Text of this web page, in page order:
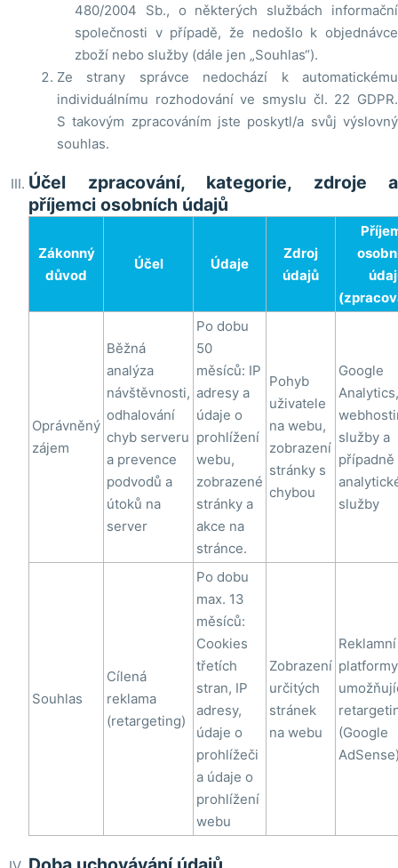
480/2004 Sb., o některých službách informační
společnosti v případě, že nedošlo k objednávce
zboží nebo služby (dále jen „Souhlas“).
Ze strany správce nedochází k automatickému
individuálnímu rozhodování ve smyslu čl. 22 GDPR.
S takovým zpracováním jste poskytl/a svůj výslovný
souhlas.
Účel zpracování, kategorie, zdroje a
příjemci osobních údajů
Zákonný
důvod
Účel Údaje
Zdroj
údajů
Oprávněný
zájem
Běžná
analýza
návštěvnosti,
odhalování
chyb serveru
a prevence
podvodů a
útoků na
server
Po dobu
50
měsíců: IP
adresy a
údaje o
prohlížení
webu,
zobrazené
stránky a
akce na
stránce.
Pohyb
uživatele
na webu,
zobrazení
stránky s
chybou
Google
Analytics,
služby a
případně
služby
Souhlas
Cílená
reklama
(retargeting)
Po dobu
max. 13
měsíců:
Cookies
třetích
stran, IP
adresy,
údaje o
prohlížeči
a údaje o
prohlížení
webu
Zobrazení
určitých
stránek
na webu
Reklamní
platformy
(Google